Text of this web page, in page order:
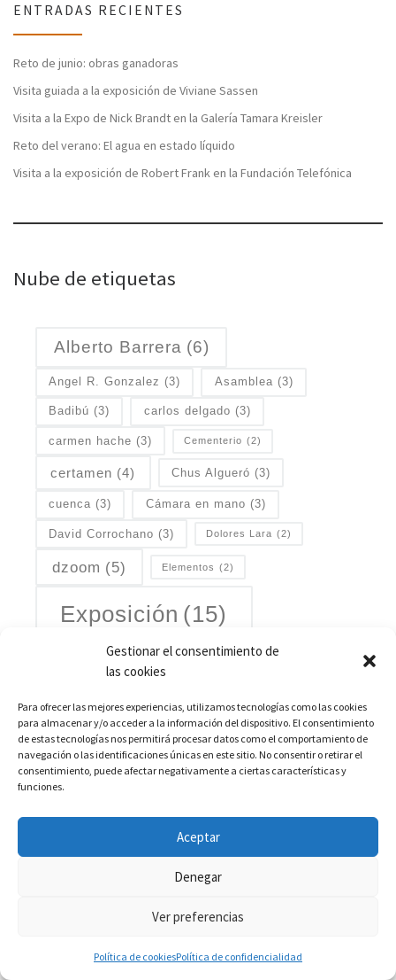
Gestionar el consentimiento de
las cookies
Para ofrecer las mejores experiencias, utilizamos tecnologías como las cookies
para almacenar y/o acceder a la información del dispositivo. El consentimiento
de estas tecnologías nos permitirá procesar datos como el comportamiento de
navegación o las identificaciones únicas en este sitio. No consentir o retirar el
consentimiento, puede afectar negativamente a ciertas características y
funciones.
Aceptar
Denegar
Ver preferencias
Política de cookiesPolítica de confidencialidad
ENTRADAS RECIENTES
Reto de junio: obras ganadoras
Visita guiada a la exposición de Viviane Sassen
Visita a la Expo de Nick Brandt en la Galería Tamara Kreisler
Reto del verano: El agua en estado líquido
Visita a la exposición de Robert Frank en la Fundación Telefónica
Nube de etiquetas
Alberto Barrera (6)
Angel R. Gonzalez (3) Asamblea (3)
Badibú (3) carlos delgado (3)
carmen hache (3) Cementerio (2)
certamen (4) Chus Algueró (3)
cuenca (3) Cámara en mano (3)
David Corrochano (3) Dolores Lara (2)
dzoom (5) Elementos (2)
Exposición (15)
Fotografia nocturna (4) Gambia
Jaicano (4) Jose Benito Ruiz (4)
la endiablada (3) Las Rozas (4)
madrid
Mercedes Conesa (4) naturaleza (3)
Nuria del Río Winne (4)
Proyecto